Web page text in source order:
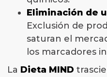
Eliminación de
Exclusión de
saturan el
los marcadores
La Dieta MIND